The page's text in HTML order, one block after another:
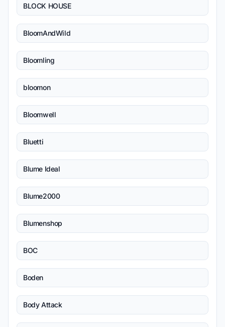
BLOCK HOUSE
BloomAndWild
Bloomling
bloomon
Bloomwell
Bluetti
Blume Ideal
Blume2000
Blumenshop
BOC
Boden
Body Attack